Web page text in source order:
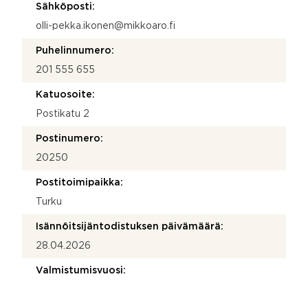
Sähköposti:
olli-pekka.ikonen@mikkoaro.fi
Puhelinnumero:
201 555 655
Katuosoite:
Postikatu 2
Postinumero:
20250
Postitoimipaikka:
Turku
Isännöitsijäntodistuksen päivämäärä:
28.04.2026
Valmistumisvuosi: